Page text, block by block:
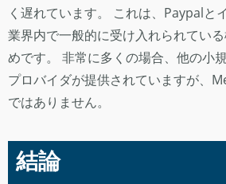
く遅れています。 これは、Paypalと
業界内で一般的に受け入れられてい
めです。 非常に多くの場合、他の小
プロバイダが提供されていますが、
ではありません。
結論